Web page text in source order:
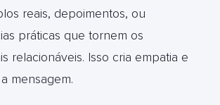
reais, depoimentos, ou
práticas que tornem os
relacionáveis. Isso cria empatia e
mensagem.